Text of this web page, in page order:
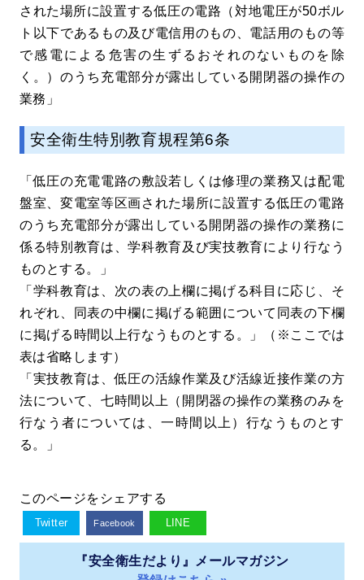
された場所に設置する低圧の電路（対地電圧が50ボル
ト以下であるもの及び電信用のもの、電話用のもの等
で感電による危害の生ずるおそれのないものを除
く。）のうち充電部分が露出している開閉器の操作の
業務」
安全衛生特別教育規程第6条
「低圧の充電電路の敷設若しくは修理の業務又は配電
盤室、変電室等区画された場所に設置する低圧の電路
のうち充電部分が露出している開閉器の操作の業務に
係る特別教育は、学科教育及び実技教育により行なう
ものとする。」
「学科教育は、次の表の上欄に掲げる科目に応じ、そ
れぞれ、同表の中欄に掲げる範囲について同表の下欄
に掲げる時間以上行なうものとする。」（※ここでは
表は省略します）
「実技教育は、低圧の活線作業及び活線近接作業の方
法について、七時間以上（開閉器の操作の業務のみを
行なう者については、一時間以上）行なうものとす
る。」
このページをシェアする
Twitter Facebook LINE
『安全衛生だより』メールマガジン